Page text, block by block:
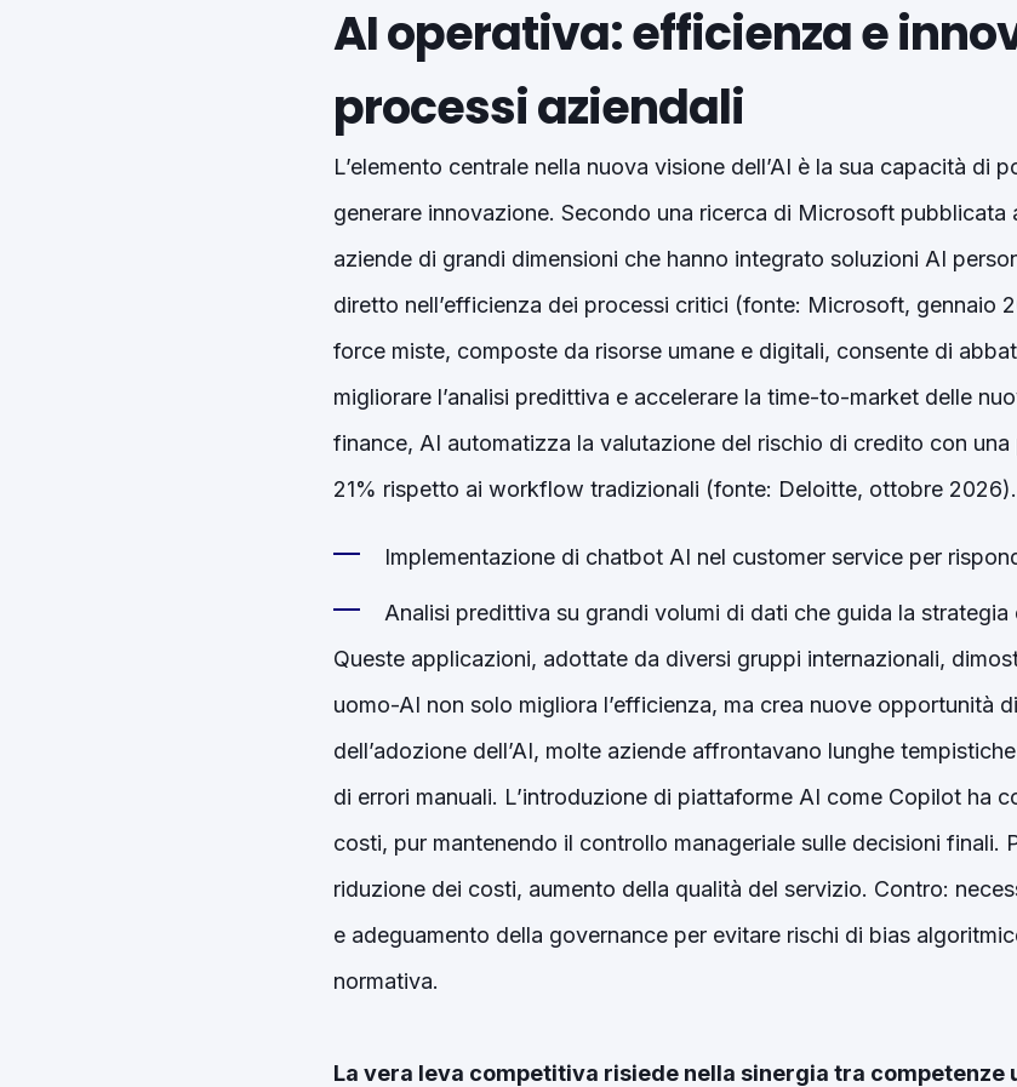
AI operativa: efficienza e
processi aziendali
L’elemento centrale nella nuova visione dell’AI è la sua capacità di
generare innovazione. Secondo una ricerca di Microsoft pubblicata
aziende di grandi dimensioni che hanno integrato soluzioni AI
diretto nell’efficienza dei processi critici (fonte: Microsoft, gennaio
force miste, composte da risorse umane e digitali, consente di
migliorare l’analisi predittiva e accelerare la time-to-market delle
finance, AI automatizza la valutazione del rischio di credito con una
21% rispetto ai workflow tradizionali (fonte: Deloitte, ottobre 2026).
Implementazione di chatbot AI nel customer service per
Analisi predittiva su grandi volumi di dati che guida la strategia
Queste applicazioni, adottate da diversi gruppi internazionali,
uomo-AI non solo migliora l’efficienza, ma crea nuove opportunità
dell’adozione dell’AI, molte aziende affrontavano lunghe
di errori manuali. L’introduzione di piattaforme AI come Copilot ha
costi, pur mantenendo il controllo manageriale sulle decisioni finali.
riduzione dei costi, aumento della qualità del servizio. Contro:
e adeguamento della governance per evitare rischi di bias
normativa.
La vera leva competitiva risiede nella sinergia tra competenze